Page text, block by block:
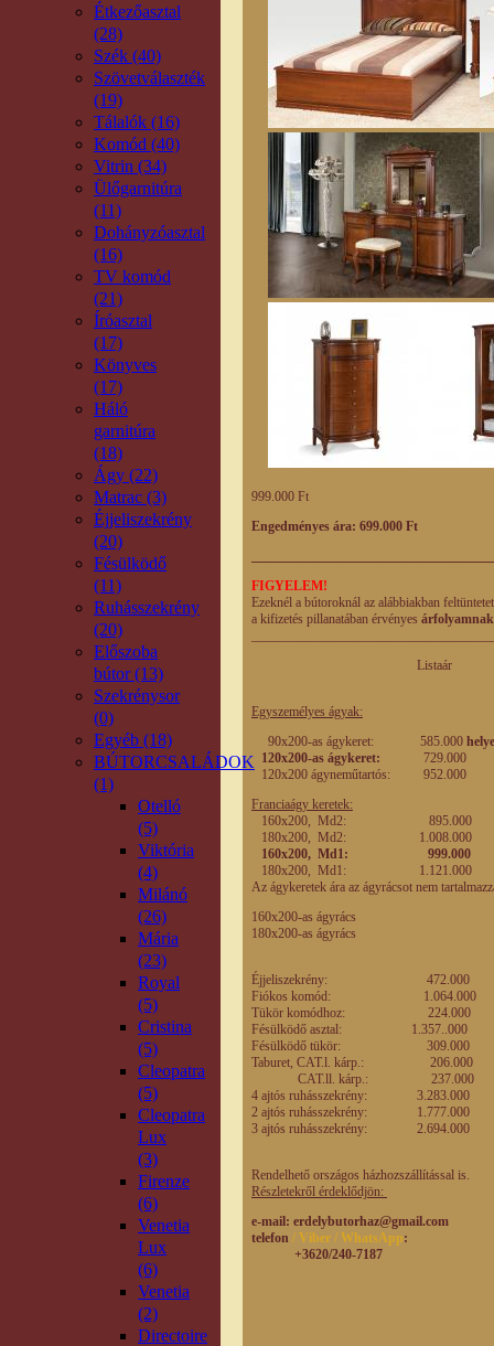
Étkezőasztal
(28)
Szék (40)
Szövetválaszték
(19)
Tálalók (16)
Komód (40)
Vitrin (34)
Ülőgarnitúra
(11)
Dohányzóasztal
(16)
TV komód
(21)
Íróasztal
(17)
Könyves
(17)
Háló
garnitúra
(18)
Ágy (22)
Matrac (3)
Éjjeliszekrény
(20)
Fésülködő
(11)
Ruhásszekrény
(20)
Előszoba
bútor (13)
Szekrénysor
(0)
Egyéb (18)
BÚTORCSALÁDOK
(1)
Otelló
(5)
Viktória
(4)
Milánó
(26)
Mária
(23)
Royal
(5)
Cristina
(5)
Cleopatra
(5)
Cleopatra
Lux
(3)
Firenze
(6)
Venetia
Lux
(6)
Venetia
(2)
Directoire
999.000 Ft
Engedményes ára: 699.000 Ft
FIGYELEM!
Ezeknél a bútoroknál az alábbiakban
a kifizetés pillanatában érvényes
Listaár
Egyszemélyes ágyak:
90x200-as ágykeret: 585.000
120x200-as ágykeret:
120x200 ágyneműtartós:
Franciaágy keretek:
160x200, Md2:
180x200, Md2:
160x200, Md1: 999.000
180x200, Md1:
Az ágykeretek ára az ágyrácsot nem
160x200-as
180x200-as
Éjjeliszekrény:
Fiókos komód:
Tükör komódhoz:
Fésülködő asztal:
Fésülködő tükör:
Taburet, CAT.l. kárp.:
CAT.ll. kárp.:
4 ajtós ruhásszekrény:
2 ajtós ruhásszekrény:
3 ajtós ruhásszekrény:
Rendelhető országos házhozszállítással is.
Részletekről érdeklődjön:
e-mail: erdelybutorhaz@gmail.com
telefon / Viber / WhatsApp:
+3620/240-7187